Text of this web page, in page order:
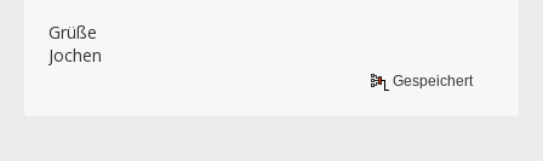
Grüße
Jochen
Gespeichert